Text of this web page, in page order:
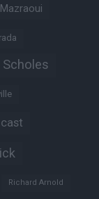
Scholes
Richard Arnold